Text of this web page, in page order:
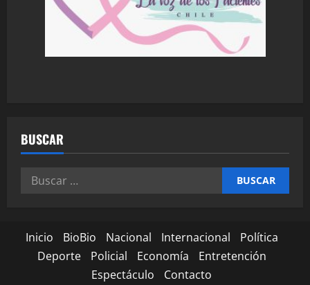
BUSCAR
Inicio BioBio Nacional Internacional
Política
Deporte
Policial Economía
Entretención
Espectáculo
Contacto